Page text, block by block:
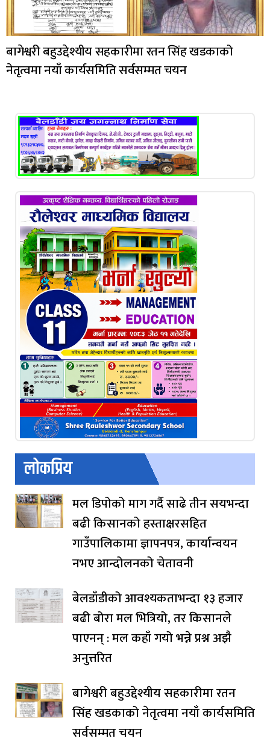
बागेश्वरी बहुउद्देश्यीय सहकारीमा रतन सिंह खडकाको
नेतृत्वमा नयाँ कार्यसमिति सर्वसम्मत चयन
लोकप्रिय
मल डिपोको माग गर्दै साढे तीन सयभन्दा
बढी किसानको हस्ताक्षरसहित
गाउँपालिकामा ज्ञापनपत्र, कार्यान्वयन
नभए आन्दोलनको चेतावनी
बेलडाँडीको आवश्यकताभन्दा १३ हजार
बढी बोरा मल भित्रियो, तर किसानले
पाएनन् : मल कहाँ गयो भन्ने प्रश्न अझै
अनुत्तरित
बागेश्वरी बहुउद्देश्यीय सहकारीमा रतन
सिंह खडकाको नेतृत्वमा नयाँ कार्यसमिति
सर्वसम्मत चयन